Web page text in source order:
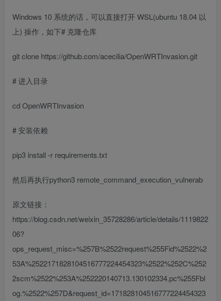
Windows 10 系统的话，可以直接打开 WSL(ubuntu 18.04 以
上) 操作，如下# 克隆仓库
git clone https://github.com/acecilia/OpenWRTInvasion.git
# 进入目录
cd OpenWRTInvasion
# 安装依赖
pip3 install -r requirements.txt
然后再执行python3 remote_command_execution_vulnerab
原文链接：
https://blog.csdn.net/weixin_35728286/article/details/1119822
06?
ops_request_misc=%257B%2522request%255Fid%2522%2
53A%2522171828104516777224454323%2522%252C%252
2scm%2522%253A%252220140713.130102334.pc%255Fbl
og.%2522%257D&request_id=171828104516777224454323